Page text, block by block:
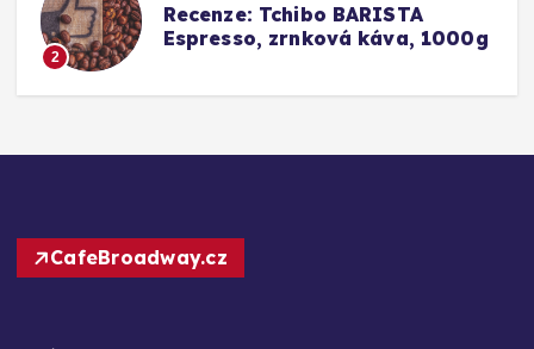
3
Srovnání a recenze: Tchibo
Barista Caffè Crema vs.
CafeBroadway.cz